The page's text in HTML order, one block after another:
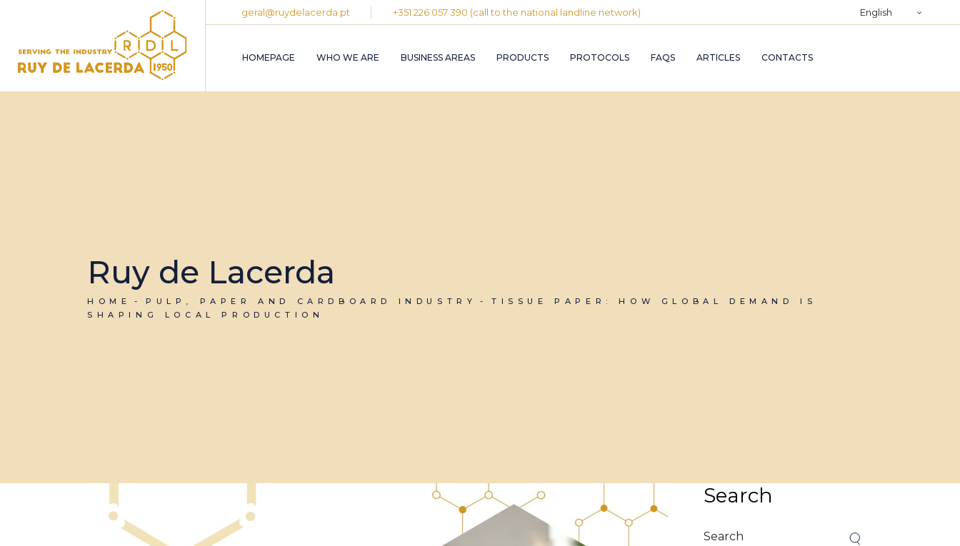
geral@ruydelacerda.pt +351 226 057 390 (call to the national landline network) English
HOMEPAGE WHO WE ARE BUSINESS AREAS PRODUCTS PROTOCOLS FAQS ARTICLES CONTACTS
Ruy de Lacerda
HOME PULP, PAPER AND CARDBOARD INDUSTRY
TISSUE PAPER: HOW GLOBAL DEMAND IS
SHAPING LOCAL PRODUCTION
Search